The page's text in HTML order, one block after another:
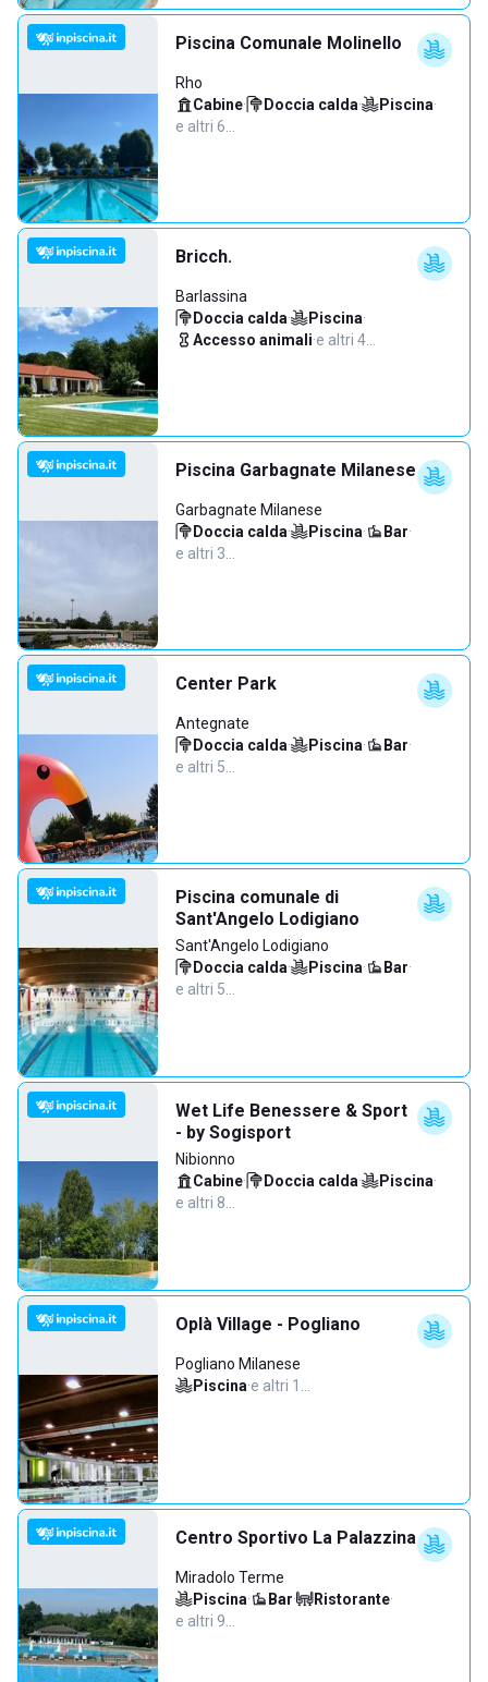
Piscina Comunale Molinello
Rho
Cabine· Doccia calda· Piscina·
e altri 6…
Bricch.
Barlassina
Doccia calda· Piscina·
Accesso animali·e altri 4…
Piscina Garbagnate Milanese
Garbagnate Milanese
Doccia calda· Piscina· Bar·
e altri 3…
Center Park
Antegnate
Doccia calda· Piscina· Bar·
e altri 5…
Piscina comunale di
Sant'Angelo Lodigiano
Sant'Angelo Lodigiano
Doccia calda· Piscina· Bar·
e altri 5…
Wet Life Benessere & Sport
- by Sogisport
Nibionno
Cabine· Doccia calda· Piscina·
e altri 8…
Oplà Village - Pogliano
Pogliano Milanese
Piscina·e altri 1…
Centro Sportivo La Palazzina
Miradolo Terme
Piscina· Bar· Ristorante·
e altri 9…